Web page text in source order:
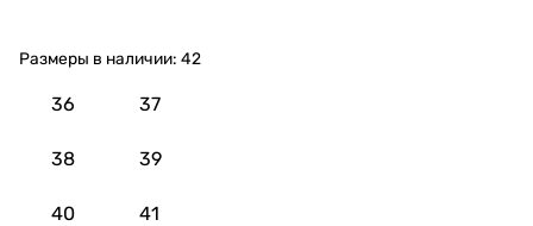
Размеры в наличии: 42
36 37
38 39
40 41